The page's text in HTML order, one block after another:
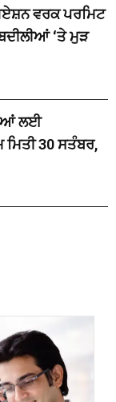
ਵਰਕ ਪਰਮਿਟ
‘ਤੇ ਮੁੜ
ਲਈ
30 ਸਤੰਬਰ,